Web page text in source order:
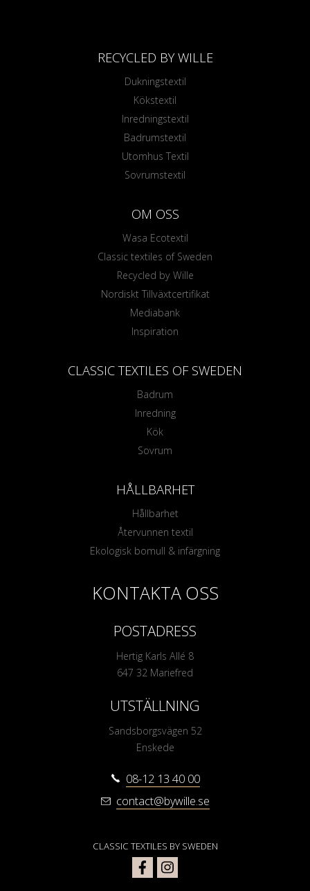
RECYCLED BY WILLE
Dukningstextil
Kökstextil
Inredningstextil
Badrumstextil
Utomhus Textil
Sovrumstextil
OM OSS
Wasa Ecotextil
Classic textiles of Sweden
Recycled by Wille
Nordiskt Tillväxtcertifikat
Mediabank
Inspiration
CLASSIC TEXTILES OF SWEDEN
Badrum
Inredning
Kök
Sovrum
HÅLLBARHET
Hållbarhet
Återvunnen textil
Ekologisk bomull & infärgning
KONTAKTA OSS
POSTADRESS
Hertig Karls Allé 8
647 32 Mariefred
UTSTÄLLNING
Sandsborgsvägen 52
Enskede
08-12 13 40 00
contact@bywille.se
CLASSIC TEXTILES BY SWEDEN